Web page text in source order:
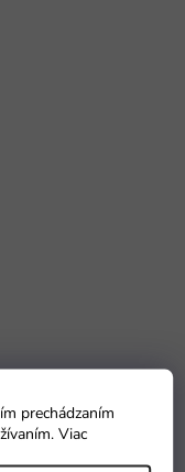
prechádzaním
Viac